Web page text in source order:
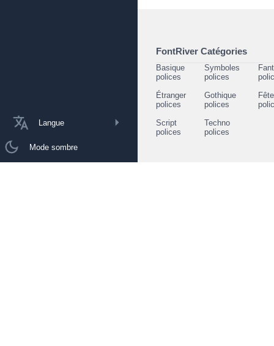
Langue
Mode sombre
FontRiver Catégories
Basique
polices
Symboles
polices
Étranger
polices
Gothique
polices
Script
polices
Techno
polices